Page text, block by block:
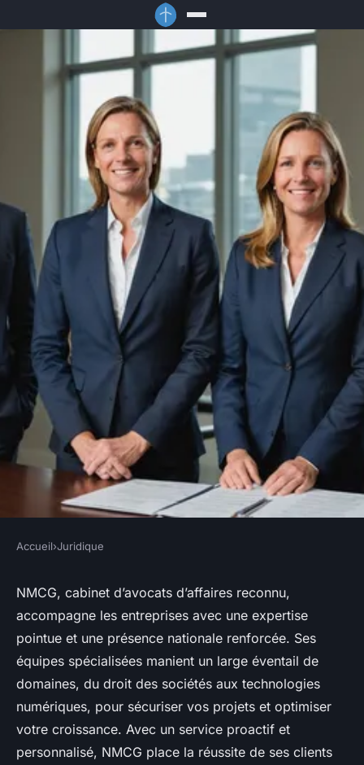
Nmcg : cabinet d'avocats
d'affaires au service de votre
réussite
Youssef•23 septembre 2025•3 min de lecture
Accueil›Juridique
NMCG, cabinet d’avocats d’affaires reconnu,
accompagne les entreprises avec une expertise
pointue et une présence nationale renforcée. Ses
équipes spécialisées manient un large éventail de
domaines, du droit des sociétés aux technologies
numériques, pour sécuriser vos projets et optimiser
votre croissance. Avec un service proactif et
personnalisé, NMCG place la réussite de ses clients